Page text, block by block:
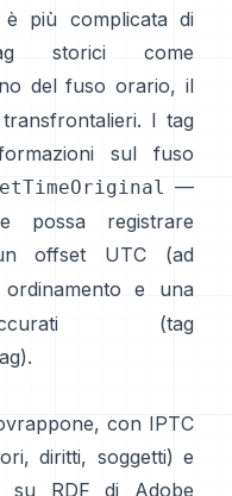
più complicata di
storici come
del fuso orario, il
I tag
sul fuso
—
registrare
offset UTC (ad
e una
accurati (tag
).
con IPTC
diritti, soggetti) e
su RDF di Adobe